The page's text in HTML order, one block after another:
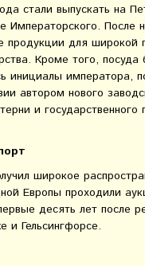
стали выпускать на
Императорского.
продукции для широкой
Кроме того,
инициалы императора,
автором нового
и
широкое
Европы проходили
десять лет после
и Гельсингфорсе.